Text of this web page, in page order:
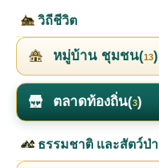
วิถีชีวิต
หมู่บ้าน ชุมชน(13)
ตลาดท้องถิ่น(3)
ธรรมชาติ และสัตว์ป่า